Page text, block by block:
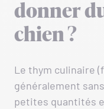
donner
chien ?
Le thym culinaire
généralement
petites quantités